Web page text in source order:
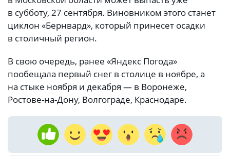
в субботу, 27 сентября. Виновником этого станет
циклон «Бернвард», который принесет осадки
в столичный регион.
В свою очередь, ранее «Яндекс Погода»
пообещала первый снег в столице в ноябре, а
на стыке ноября и декабря — в Воронеже,
Ростове-на-Дону, Волгограде, Краснодаре.